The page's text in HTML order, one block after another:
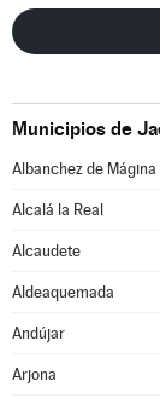
Municipios de
Albanchez de Mágina
Alcalá la Real
Alcaudete
Aldeaquemada
Andújar
Arjona